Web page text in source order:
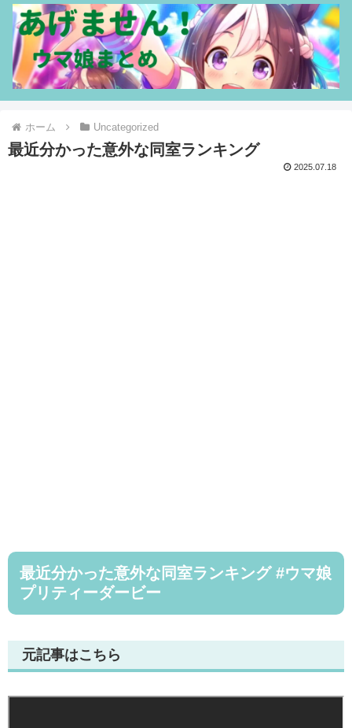
ホーム Uncategorized
最近分かった意外な同室ランキング
2025.07.18
最近分かった意外な同室ランキング #ウマ娘
プリティーダービー
元記事はこちら